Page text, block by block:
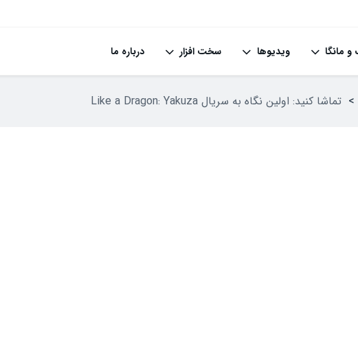
مانگا ویدیوها سخت افزار درباره ما
> تماشا کنید: اولین نگاه به سریال Like a Dragon: Yakuza